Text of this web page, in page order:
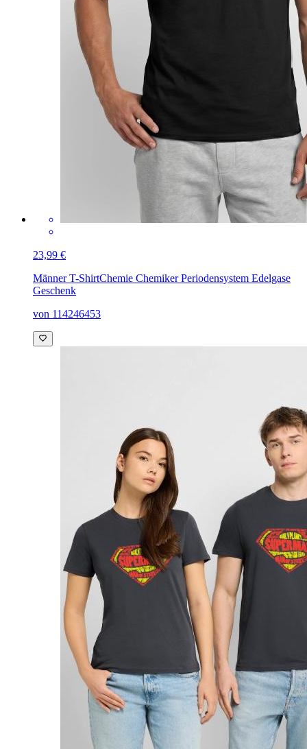
23,99 €
Männer T-ShirtChemie Chemiker Periodensystem Edelgase
Geschenk
von 114246453